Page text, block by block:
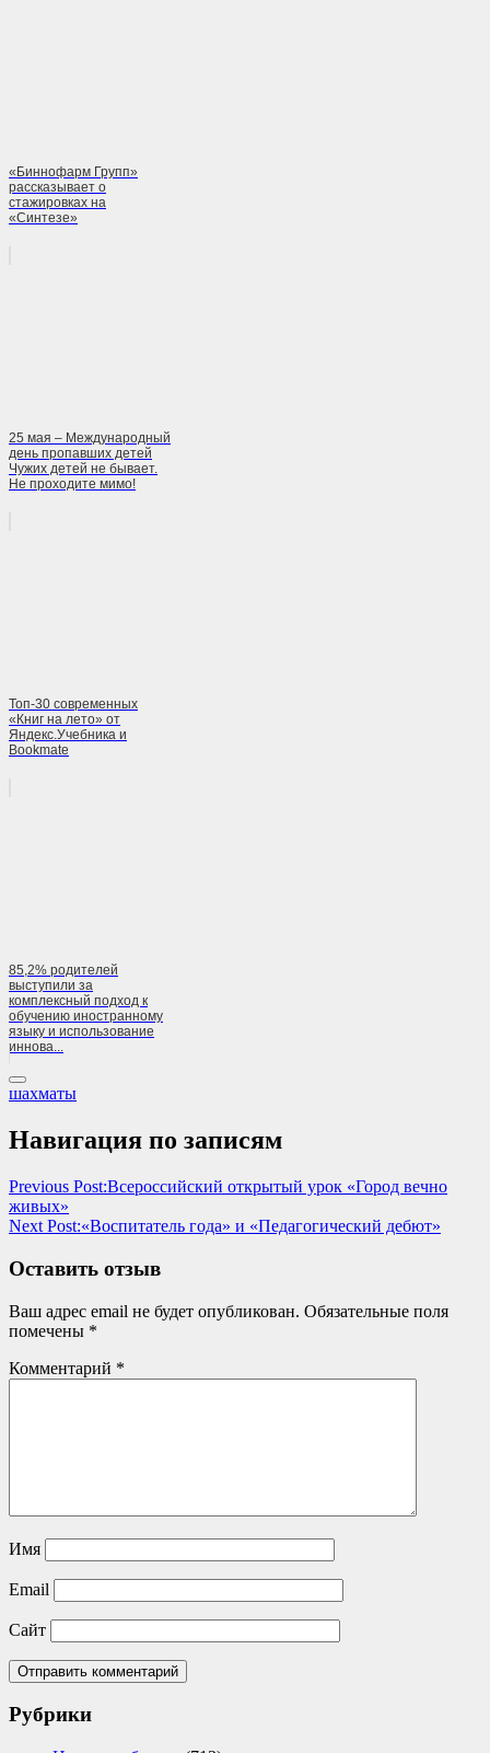
«Биннофарм Групп»
рассказывает о
стажировках на
«Синтезе»
25 мая – Международный
день пропавших детей
Чужих детей не бывает.
Не проходите мимо!
Топ-30 современных
«Книг на лето» от
Яндекс.Учебника и
Bookmate
85,2% родителей
выступили за
комплексный подход к
обучению иностранному
языку и использование
иннова...
шахматы
Навигация по записям
Previous Post:Всероссийский открытый урок «Город вечно
живых»
Next Post:«Воспитатель года» и «Педагогический дебют»
Оставить отзыв
Ваш адрес email не будет опубликован. Обязательные поля
помечены *
Комментарий *
Имя
Email
Сайт
Рубрики